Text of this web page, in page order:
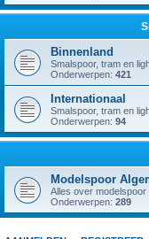
Binnenland
Smalspoor, tram en
Onderwerpen: 421
Internationaal
Smalspoor, tram en
Onderwerpen: 94
Modelspoor
Alles over modelspoor
Onderwerpen: 289